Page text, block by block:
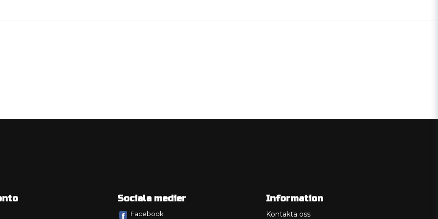
Sociala medier
Facebook
Information
Kontakta oss